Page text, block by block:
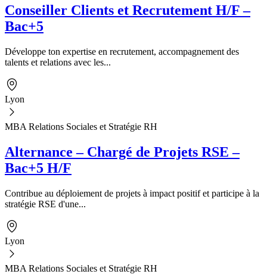
Conseiller Clients et Recrutement H/F –
Bac+5
Développe ton expertise en recrutement, accompagnement des
talents et relations avec les...
Lyon
MBA Relations Sociales et Stratégie RH
Alternance – Chargé de Projets RSE –
Bac+5 H/F
Contribue au déploiement de projets à impact positif et participe à la
stratégie RSE d'une...
Lyon
MBA Relations Sociales et Stratégie RH